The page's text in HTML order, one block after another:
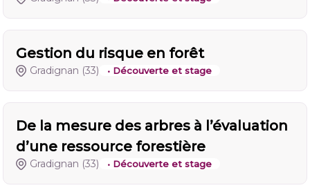
Gestion du risque en forêt
Gradignan (33) • Découverte et stage
De la mesure des arbres à l’évaluation
d’une ressource forestière
Gradignan (33) • Découverte et stage